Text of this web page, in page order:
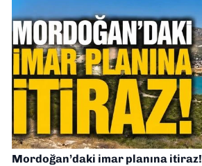
Mordoğan’daki imar planına itiraz!